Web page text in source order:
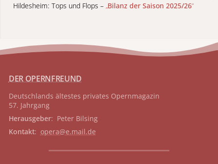
Hildesheim: Tops und Flops – „Bilanz der Saison 2025/26“
DER OPERNFREUND
Deutschlands ältestes privates Opernmagazin
57. Jahrgang
Herausgeber: Peter Bilsing
Kontakt: opera@e.mail.de